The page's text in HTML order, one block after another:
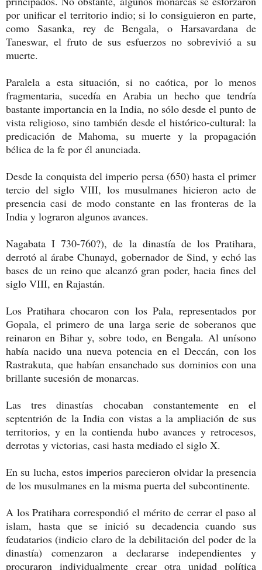
por unificar el territorio indio; si lo consiguieron en parte,
como Sasanka, rey de Bengala, o Harsavardana de
Taneswar, el fruto de sus esfuerzos no sobrevivió a su
muerte.
Paralela a esta situación, si no caótica, por lo menos
fragmentaria, sucedía en Arabia un hecho que tendría
bastante importancia en la India, no sólo desde el punto de
vista religioso, sino también desde el histórico-cultural: la
predicación de Mahoma, su muerte y la propagación
bélica de la fe por él anunciada.
Desde la conquista del imperio persa (650) hasta el primer
tercio del siglo VIII, los musulmanes hicieron acto de
presencia casi de modo constante en las fronteras de la
India y lograron algunos avances.
Nagabata I 730-760?), de la dinastía de los Pratihara,
derrotó al árabe Chunayd, gobernador de Sind, y echó las
bases de un reino que alcanzó gran poder, hacia fines del
siglo VIII, en Rajastán.
Los Pratihara chocaron con los Pala, representados por
Gopala, el primero de una larga serie de soberanos que
reinaron en Bihar y, sobre todo, en Bengala. Al unísono
había nacido una nueva potencia en el Deccán, con los
Rastrakuta, que habían ensanchado sus dominios con una
brillante sucesión de monarcas.
Las tres dinastías chocaban constantemente en el
septentrión de la India con vistas a la ampliación de sus
territorios, y en la contienda hubo avances y retrocesos,
derrotas y victorias, casi hasta mediado el siglo X.
En su lucha, estos imperios parecieron olvidar la presencia
de los musulmanes en la misma puerta del subcontinente.
A los Pratihara correspondió el mérito de cerrar el paso al
islam, hasta que se inició su decadencia cuando sus
feudatarios (indicio claro de la debilitación del poder de la
dinastía) comenzaron a declararse independientes y
procuraron individualmente crear otra unidad política